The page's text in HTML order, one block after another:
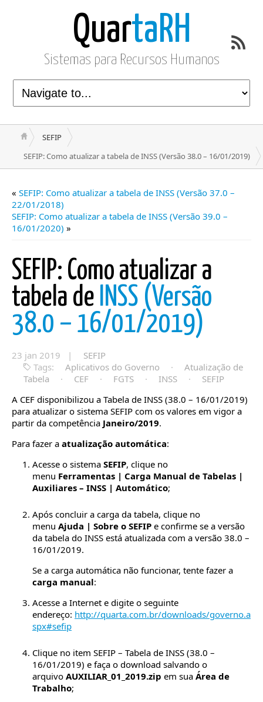
QuartaRH
Sistemas para Recursos Humanos
SEFIP
SEFIP: Como atualizar a tabela de INSS (Versão 38.0 – 16/01/2019)
« SEFIP: Como atualizar a tabela de INSS (Versão 37.0 –
22/01/2018)
SEFIP: Como atualizar a tabela de INSS (Versão 39.0 –
16/01/2020) »
SEFIP: Como atualizar a
tabela de INSS (Versão
38.0 – 16/01/2019)
23 jan 2019 |
SEFIP
Tags:
Aplicativos do Governo ·
Atualização de
Tabela
· CEF · FGTS · INSS ·
SEFIP
A CEF disponibilizou a Tabela de INSS (38.0 – 16/01/2019)
para atualizar o sistema SEFIP com os valores em vigor a
partir da competência Janeiro/2019.
Para fazer a atualização automática:
Acesse o sistema SEFIP, clique no
menu Ferramentas | Carga Manual de Tabelas |
Auxiliares – INSS | Automático;
Após concluir a carga da tabela, clique no
menu Ajuda | Sobre o SEFIP e confirme se a versão
da tabela do INSS está atualizada com a versão 38.0 –
16/01/2019.
Se a carga automática não funcionar, tente fazer a
carga manual:
Acesse a Internet e digite o seguinte
endereço: http://quarta.com.br/downloads/governo.a
spx#sefip
Clique no item SEFIP – Tabela de INSS (38.0 –
16/01/2019) e faça o download salvando o
arquivo AUXILIAR_01_2019.zip em sua Área de
Trabalho;